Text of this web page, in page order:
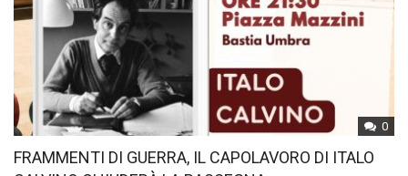
0
FRAMMENTI DI GUERRA, IL CAPOLAVORO DI ITALO